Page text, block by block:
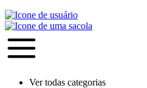
Ver todas categorias